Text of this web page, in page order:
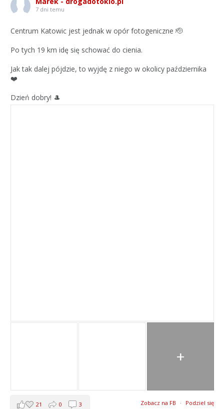
7 dni temu
Centrum Katowic jest jednak w opór fotogeniczne 🫡
Po tych 19 km idę się schować do cienia.
Jak tak dalej pójdzie, to wyjdę z niego w okolicy października
❤️
Dzień dobry! 🎩
+
Zobacz na FB · Podziel się
21 0 3